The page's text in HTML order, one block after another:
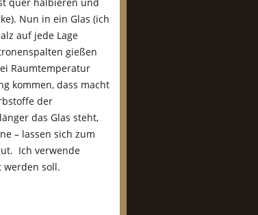
Nun in ein Glas (ich
auf jede Lage
gießen
Raumtemperatur
kommen, dass macht
der
das Glas steht,
– lassen sich zum
Ich verwende
werden soll.